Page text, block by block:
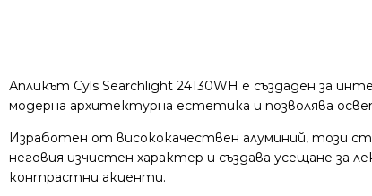
Апликът Cyls Searchlight 24130WH е създаден за
модерна архитектурна естетика и позволява
Изработен от висококачествен алуминий, този
неговия изчистен характер и създава усещане за
контрастни акценти.